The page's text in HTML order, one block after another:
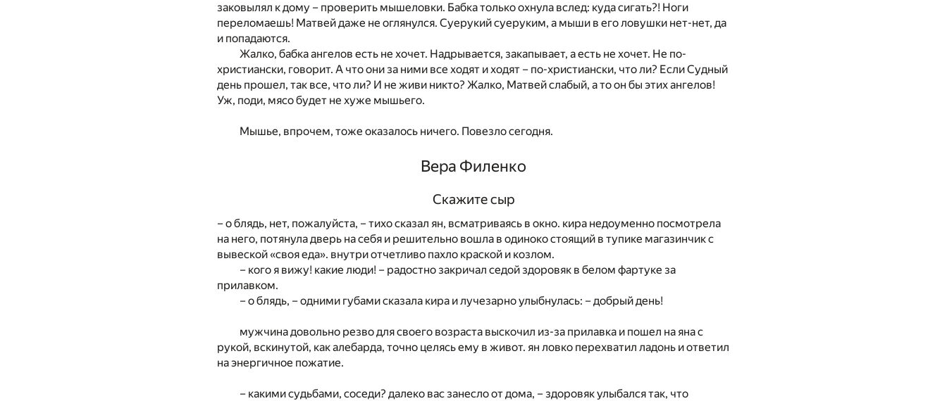
заковылял к дому – проверить мышеловки. Бабка только охнула вслед: куда сигать?! Ноги
переломаешь! Матвей даже не оглянулся. Суерукий суеруким, а мыши в его ловушки нет-нет, да
и попадаются.
Жалко, бабка ангелов есть не хочет. Надрывается, закапывает, а есть не хочет. Не по-
христиански, говорит. А что они за ними все ходят и ходят – по-христиански, что ли? Если Судный
день прошел, так все, что ли? И не живи никто? Жалко, Матвей слабый, а то он бы этих ангелов!
Уж, поди, мясо будет не хуже мышьего.
Мышье, впрочем, тоже оказалось ничего. Повезло сегодня.
Вера Филенко
Скажите сыр
– о блядь, нет, пожалуйста, – тихо сказал ян, всматриваясь в окно. кира недоуменно посмотрела
на него, потянула дверь на себя и решительно вошла в одиноко стоящий в тупике магазинчик с
вывеской «своя еда». внутри отчетливо пахло краской и козлом.
– кого я вижу! какие люди! – радостно закричал седой здоровяк в белом фартуке за
прилавком.
– о блядь, – одними губами сказала кира и лучезарно улыбнулась: – добрый день!
мужчина довольно резво для своего возраста выскочил из-за прилавка и пошел на яна с
рукой, вскинутой, как алебарда, точно целясь ему в живот. ян ловко перехватил ладонь и ответил
на энергичное пожатие.
– какими судьбами, соседи? далеко вас занесло от дома, – здоровяк улыбался так, что